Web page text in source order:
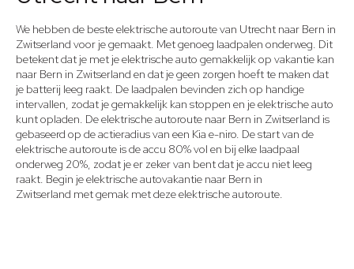
We hebben de beste elektrische autoroute van Utrecht naar Bern in
Zwitserland voor je gemaakt. Met genoeg laadpalen onderweg. Dit
betekent dat je met je elektrische auto gemakkelijk op vakantie kan
naar Bern in Zwitserland en dat je geen zorgen hoeft te maken dat
je batterij leeg raakt. De laadpalen bevinden zich op handige
intervallen, zodat je gemakkelijk kan stoppen en je elektrische auto
kunt opladen. De elektrische autoroute naar Bern in Zwitserland is
gebaseerd op de actieradius van een Kia e-niro. De start van de
elektrische autoroute is de accu 80% vol en bij elke laadpaal
onderweg 20%, zodat je er zeker van bent dat je accu niet leeg
raakt. Begin je elektrische autovakantie naar Bern in
Zwitserland met gemak met deze elektrische autoroute.